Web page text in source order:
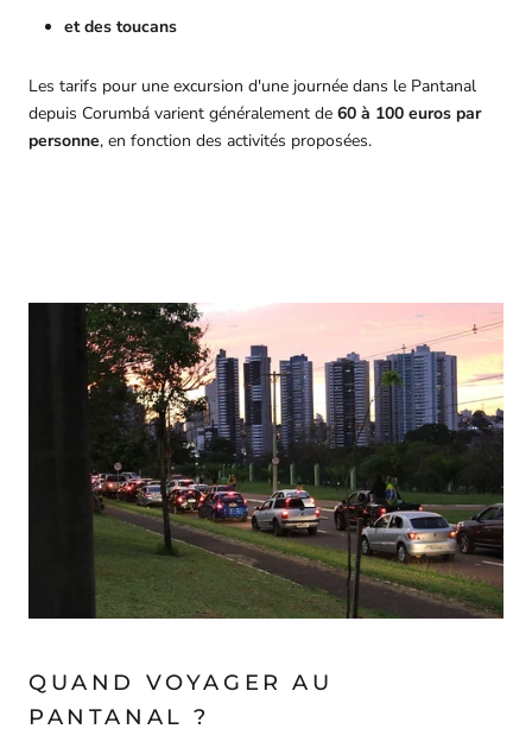
et des toucans
Les tarifs pour une excursion d'une journée dans le Pantanal
depuis Corumbá varient généralement de 60 à 100 euros par
personne, en fonction des activités proposées.
QUAND VOYAGER AU
PANTANAL ?